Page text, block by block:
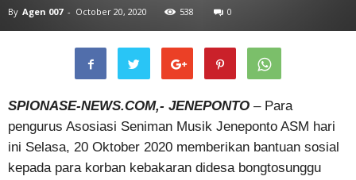
By Agen 007 - October 20, 2020 538 0
SPIONASE-NEWS.COM,- JENEPONTO – Para
pengurus Asosiasi Seniman Musik Jeneponto ASM hari
ini Selasa, 20 Oktober 2020 memberikan bantuan sosial
kepada para korban kebakaran didesa bongtosunggu